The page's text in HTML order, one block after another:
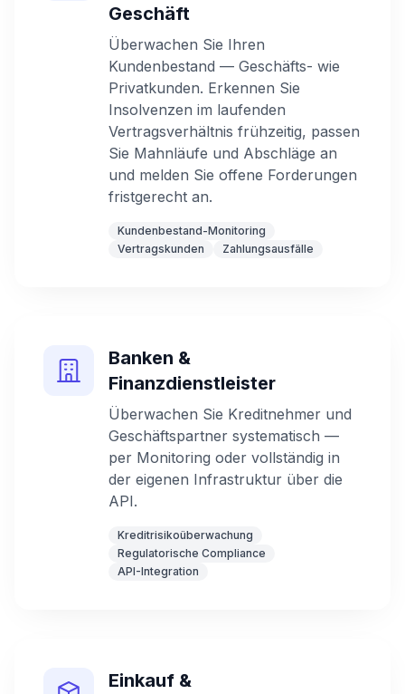
Geschäft
Überwachen Sie Ihren
Kundenbestand — Geschäfts- wie
Privatkunden. Erkennen Sie
Insolvenzen im laufenden
Vertragsverhältnis frühzeitig, passen
Sie Mahnläufe und Abschläge an
und melden Sie offene Forderungen
fristgerecht an.
Kundenbestand-Monitoring
Vertragskunden
Zahlungsausfälle
Banken &
Finanzdienstleister
Überwachen Sie Kreditnehmer und
Geschäftspartner systematisch —
per Monitoring oder vollständig in
der eigenen Infrastruktur über die
API.
Kreditrisikoüberwachung
Regulatorische Compliance
API-Integration
Einkauf &